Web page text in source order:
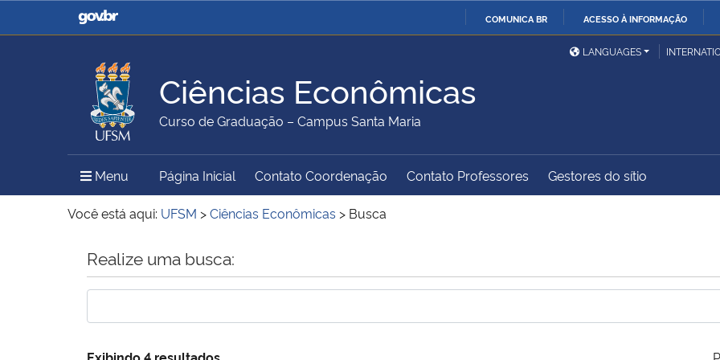
COMUNICA BR ACESSO À INFORMAÇÃO
Casa Civil
Ministério da Justiça e
Ministério da Defesa
Ministério das Relações
Exteriores
Ministério da Agricultura,
Pecuária e Abastecimento
Ministério da Educação Ministério da Cidadania
Ministério do Meio Ambiente Ministério do Turismo
Ministério do
Controladoria-Geral da
LANGUAGES
Ciências Econômicas
Curso de Graduação – Campus Santa Maria
Menu Menu Principal do Sítio
Página Inicial Contato Coordenação Contato Professores Gestores do sítio
Você está aqui: UFSM >Ciências Econômicas > Busca
Início do conteúdo
Realize uma busca:
Exibindo 4 resultados